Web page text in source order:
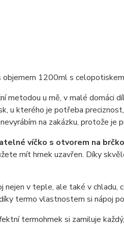
objemem 1200ml s
metodou u mě, v malé domáci
u kterého je potřeba
na zakázku, protože je
víčko s otvorem na
mít hrnek uzavřen. Díky
nejen v teple, ale také v
termo vlastnostem si nápoj
termohrnek si zamiluje